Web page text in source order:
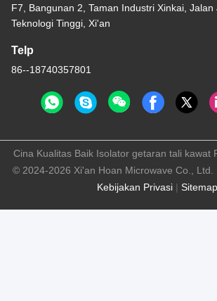
F7, Bangunan 2, Taman Industri Xinkai,
Teknologi Tinggi, Xi'an
Telp
86--18740357801
Kebijakan Privasi | Sitemap
Cina Kualitas Baik Isolator getaran tali kawat
© 2024-2026 Xi'an Hoan Microwave Co., Ltd.